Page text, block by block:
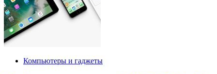
Компьютеры и гаджеты